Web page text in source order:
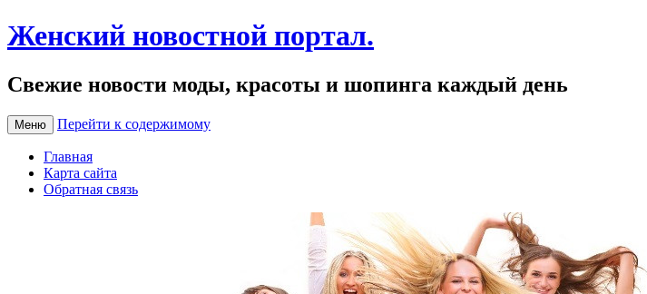
Женский новостной портал.
Свежие новости моды, красоты и шопинга каждый день
Меню Перейти к содержимому
Главная
Карта сайта
Обратная связь